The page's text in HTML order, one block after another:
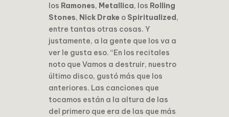
los Ramones, Metallica, los Rolling
Stones, Nick Drake o Spiritualized,
entre tantas otras cosas. Y
justamente, a la gente que los va a
ver le gusta eso. “En los recitales
noto que Vamos a destruir, nuestro
último disco, gustó más que los
anteriores. Las canciones que
tocamos están a la altura de las
del primero que era de las que más